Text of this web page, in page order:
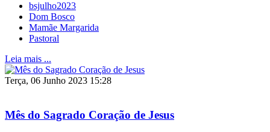
bsjulho2023
Dom Bosco
Mamãe Margarida
Pastoral
Leia mais ...
Terça, 06 Junho 2023 15:28
Mês do Sagrado Coração de Jesus